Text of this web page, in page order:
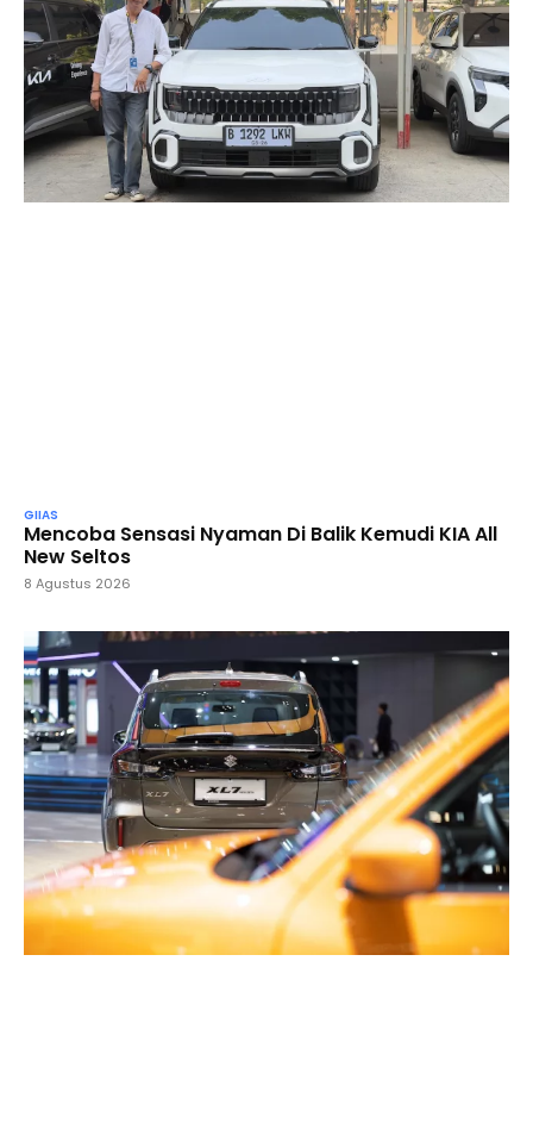
GIIAS
Mencoba Sensasi Nyaman Di Balik Kemudi KIA All
New Seltos
8 Agustus 2026